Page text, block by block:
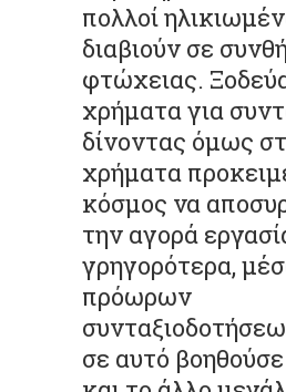
πολλοί
διαβιούν σε
φτώχειας.
χρήματα για
δίνοντας όμως
χρήματα
κόσμος να
την αγορά
γρηγορότερα,
πρόωρων
σε αυτό